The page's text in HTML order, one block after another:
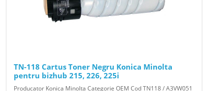
TN-118 Cartus Toner Negru Konica Minolta
pentru bizhub 215, 226, 225i
Producator Konica Minolta Categorie OEM Cod TN118 / A3VW051